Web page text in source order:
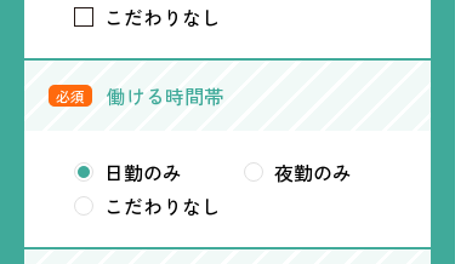
こだわりなし
必須 働ける時間帯
日勤のみ
夜勤のみ
こだわりなし